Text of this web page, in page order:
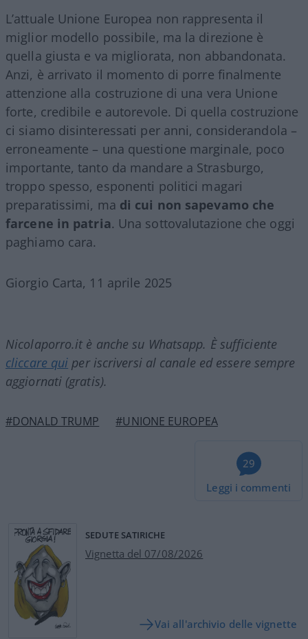
L’attuale Unione Europea non rappresenta il
miglior modello possibile, ma la direzione è
quella giusta e va migliorata, non abbandonata.
Anzi, è arrivato il momento di porre finalmente
attenzione alla costruzione di una vera Unione
forte, credibile e autorevole. Di quella costruzione
ci siamo disinteressati per anni, considerandola –
erroneamente – una questione marginale, poco
importante, tanto da mandare a Strasburgo,
troppo spesso, esponenti politici magari
preparatissimi, ma di cui non sapevamo che
farcene in patria. Una sottovalutazione che oggi
paghiamo cara.
Giorgio Carta, 11 aprile 2025
Nicolaporro.it è anche su Whatsapp. È sufficiente
cliccare qui per iscriversi al canale ed essere sempre
aggiornati (gratis).
#DONALD TRUMP #UNIONE EUROPEA
29
Leggi i commenti
SEDUTE SATIRICHE
Vignetta del 07/08/2026
Vai all'archivio delle vignette